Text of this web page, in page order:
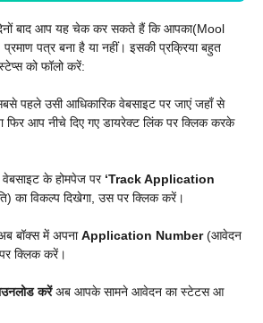
बाद आप यह चेक कर सकते हैं कि आपका(Mool
पत्र बना है या नहीं। इसकी प्रक्रिया बहुत
को फॉलो करें:
पहले उसी आधिकारिक वेबसाइट पर जाएं जहाँ से
आप नीचे दिए गए डायरेक्ट लिंक पर क्लिक करके
वेबसाइट के होमपेज पर ‘Track Application
का विकल्प दिखेगा, उस पर क्लिक करें।
बॉक्स में अपनाApplication Number(आवेदन
क्लिक करें।
करेंअब आपके सामने आवेदन का स्टेटस आ